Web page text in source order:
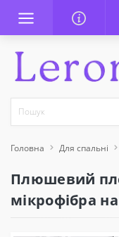
Головна Для спальні
Плюшевий
мікрофібра